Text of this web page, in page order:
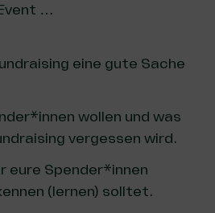
…
eine gute Sache
wollen und was
vergessen wird.
eure Spender*innen
(lernen) solltet.